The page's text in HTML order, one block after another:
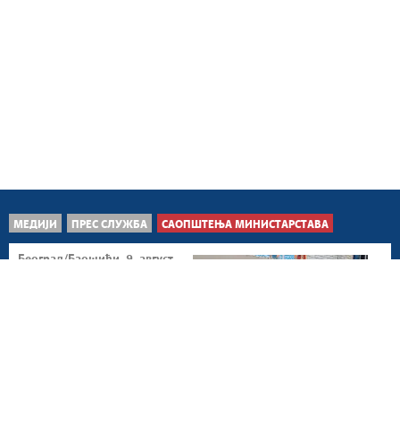
МЕДИЈИ ПРЕС СЛУЖБА САОПШТЕЊА МИНИСТАРСТАВА
Београд/Баошићи, 9. август